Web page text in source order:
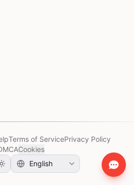
Terms of ServicePrivacy Policy
Cookies